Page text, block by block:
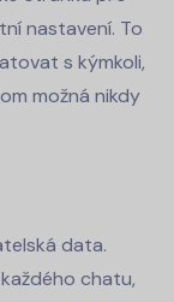
nastavení. To
s kýmkoli,
možná nikdy
data.
chatu,